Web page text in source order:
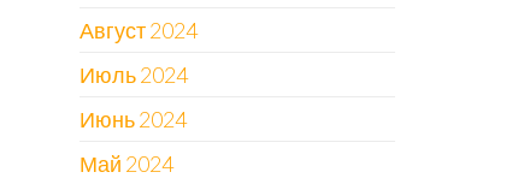
Август 2024
Июль 2024
Июнь 2024
Май 2024